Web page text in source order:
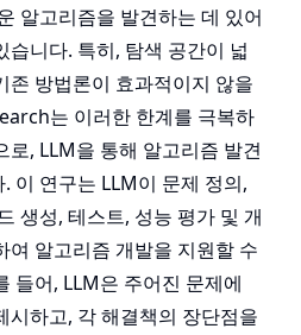
알고리즘을 발견하는 데 있어
니다. 특히, 탐색 공간이 넓
존 방법론이 효과적이지 않을
는 이러한 한계를 극복하
로, LLM을 통해 알고리즘 발견
이 연구는 LLM이 문제 정의,
생성, 테스트, 성능 평가 및 개
여 알고리즘 개발을 지원할 수
들어, LLM은 주어진 문제에
시하고, 각 해결책의 장단점을